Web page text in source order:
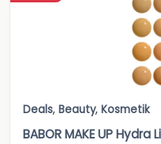
Deals, Beauty, Kosmetik
BABOR MAKE UP